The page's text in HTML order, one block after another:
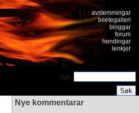
avstemmingar
biletegalleri
bloggar
forum
hendingar
lenkjer
Søk:
Nye kommentarar